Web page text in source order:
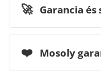
🚀 Garancia
❤️ Mosoly